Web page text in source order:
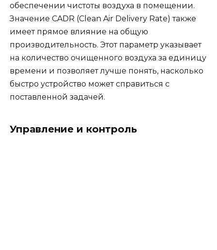
обеспечении чистоты воздуха в помещении.
Значение CADR (Clean Air Delivery Rate) также
имеет прямое влияние на общую
производительность. Этот параметр указывает
на количество очищенного воздуха за единицу
времени и позволяет лучше понять, насколько
быстро устройство может справиться с
поставленной задачей.
Управление и контроль